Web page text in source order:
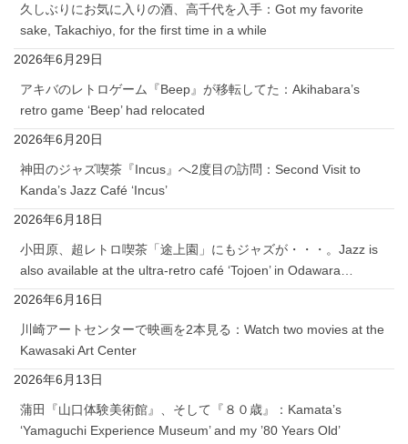
久しぶりにお気に入りの酒、高千代を入手：Got my favorite
sake, Takachiyo, for the first time in a while
2026年6月29日
アキバのレトロゲーム『Beep』が移転してた：Akihabara’s
retro game ‘Beep’ had relocated
2026年6月20日
神田のジャズ喫茶『Incus』へ2度目の訪問：Second Visit to
Kanda’s Jazz Café ‘Incus’
2026年6月18日
小田原、超レトロ喫茶「途上園」にもジャズが・・・。Jazz is
also available at the ultra-retro café ‘Tojoen’ in Odawara…
2026年6月16日
川崎アートセンターで映画を2本見る：Watch two movies at the
Kawasaki Art Center
2026年6月13日
蒲田『山口体験美術館』、そして『８０歳』：Kamata’s
‘Yamaguchi Experience Museum’ and my ’80 Years Old’